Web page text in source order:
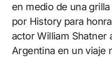
en medio de una
por History para
actor William Shatner
Argentina en un viaje